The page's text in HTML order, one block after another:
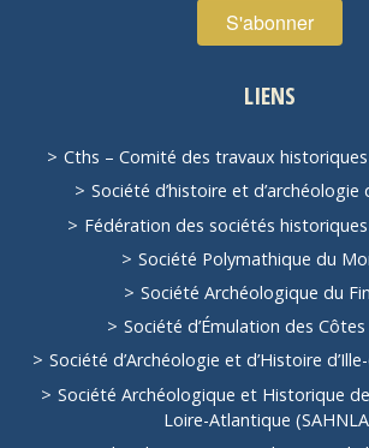
LIENS
Cths – Comité des travaux
Société d’histoire et d’archéologie
Fédération des sociétés
Société Polymathique du
Société Archéologique du
Société d’Émulation des Côtes
Société d’Archéologie et d’Histoire
Société Archéologique et Historique
Loire-Atlantique